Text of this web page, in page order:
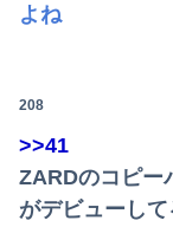
よね
208
>>41
ZARDのコピー
がデビューして